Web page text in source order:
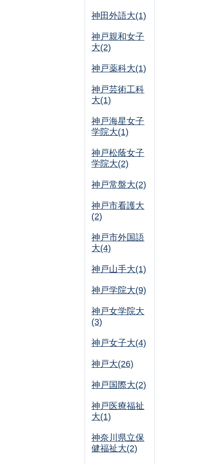
神田外語大(1)
神戸親和女子
大(2)
神戸薬科大(1)
神戸芸術工科
大(1)
神戸海星女子
学院大(1)
神戸松蔭女子
学院大(2)
神戸常盤大(2)
神戸市看護大
(2)
神戸市外国語
大(4)
神戸山手大(1)
神戸学院大(9)
神戸女学院大
(3)
神戸女子大(4)
神戸大(26)
神戸国際大(2)
神戸医療福祉
大(1)
神奈川県立保
健福祉大(2)